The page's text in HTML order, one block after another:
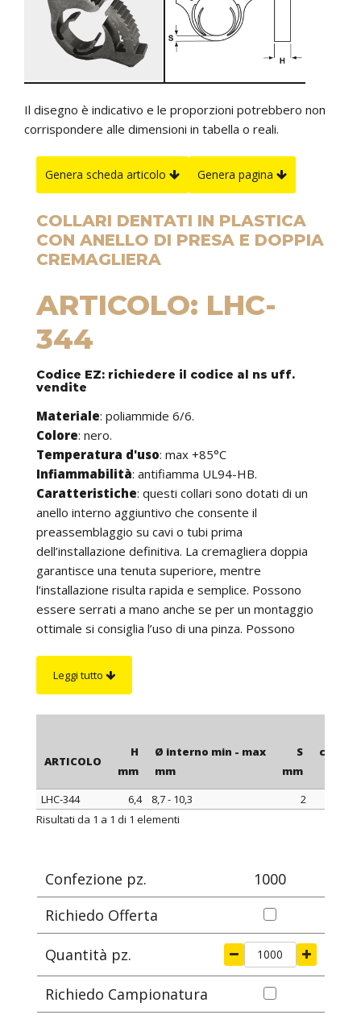
Il disegno è indicativo e le proporzioni potrebbero non
corrispondere alle dimensioni in tabella o reali.
Genera scheda articolo Genera pagina
COLLARI DENTATI IN PLASTICA
CON ANELLO DI PRESA E DOPPIA
CREMAGLIERA
ARTICOLO: LHC-
344
Codice EZ: richiedere il codice al ns uff.
vendite
Materiale: poliammide 6/6.
Colore: nero.
Temperatura d'uso: max +85°C
Infiammabilità: antifiamma UL94-HB.
Caratteristiche: questi collari sono dotati di un
anello interno aggiuntivo che consente il
preassemblaggio su cavi o tubi prima
dell’installazione definitiva. La cremagliera doppia
garantisce una tenuta superiore, mentre
l’installazione risulta rapida e semplice. Possono
essere serrati a mano anche se per un montaggio
ottimale si consiglia l’uso di una pinza. Possono
vengono impiegati su tubi, offrono un’eccellente
resistenza alla pressione fino a 200 psi, anche in
Leggi tutto
ARTICOLO
H
mm
Ø interno min - max
mm
S
mm
ARTICOLO
H
Ø interno min - max
LHC-344 6,4 8,7 - 10,3
2
Risultati da 1 a 1 di 1 elementi
Confezione pz.
1000
Richiedo Offerta
Quantità pz.
Richiedo Campionatura